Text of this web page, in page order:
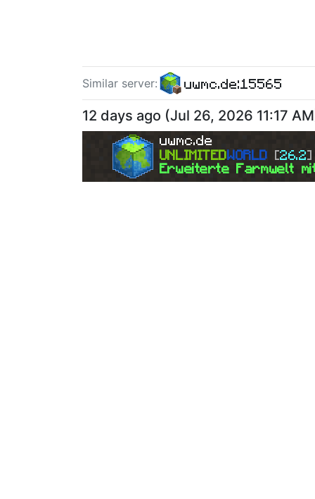
Similar server:
uwmc.de:15565
12 days ago (Jul 26, 2026 11:17 AM
uwmc.de
UNLIMITEDWORLD [26.2]
Erweiterte Farmwelt